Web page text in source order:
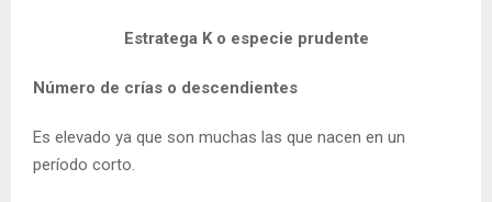
Estratega K o especie prudente
Número de crías o descendientes
Es elevado ya que son muchas las que nacen en un
período corto.